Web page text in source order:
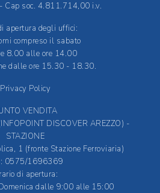
Cap soc. 4.811.714,00 i.v.
apertura degli uffici:
compreso il sabato
8.00 alle ore 14.00
dalle ore 15.30 - 18.30.
Privacy Policy
VENDITA
DISCOVER AREZZO) -
STAZIONE
1 (fronte Stazione Ferroviaria)
0575/1696369
di apertura:
dalle 9:00 alle 15:00